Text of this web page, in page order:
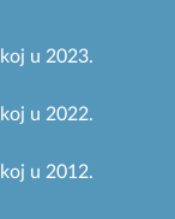
u 2023.
u 2022.
u 2012.